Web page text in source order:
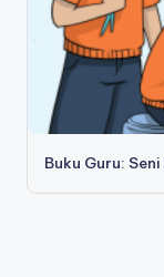
Buku Guru: